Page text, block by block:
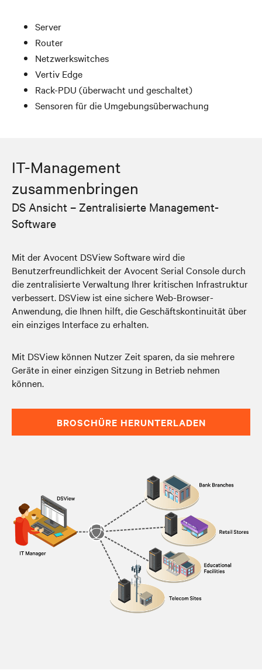
Server
Router
Netzwerkswitches
Vertiv Edge
Rack-PDU (überwacht und geschaltet)
Sensoren für die Umgebungsüberwachung
IT-Management
zusammenbringen
DS Ansicht – Zentralisierte Management-
Software
Mit der Avocent DSView Software wird die
Benutzerfreundlichkeit der Avocent Serial Console durch
die zentralisierte Verwaltung Ihrer kritischen Infrastruktur
verbessert. DSView ist eine sichere Web-Browser-
Anwendung, die Ihnen hilft, die Geschäftskontinuität über
ein einziges Interface zu erhalten.
Mit DSView können Nutzer Zeit sparen, da sie mehrere
Geräte in einer einzigen Sitzung in Betrieb nehmen
können.
BROSCHÜRE HERUNTERLADEN